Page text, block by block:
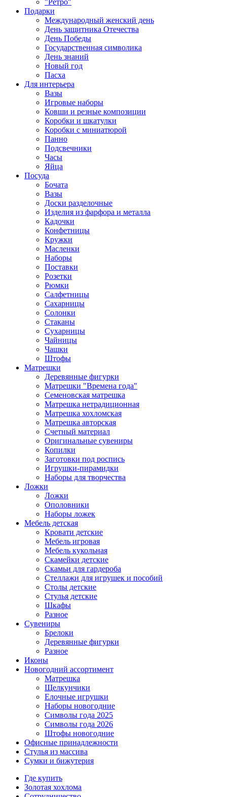
"Ретро"
Подарки
Международный женский день
День защитника Отечества
День Победы
Государственная символика
День знаний
Новый год
Пасха
Для интерьера
Вазы
Игровые наборы
Ковши и резные композиции
Коробки и шкатулки
Коробки с миниатюрой
Панно
Подсвечники
Часы
Яйца
Посуда
Бочата
Вазы
Доски разделочные
Изделия из фарфора и металла
Кадочки
Конфетницы
Кружки
Масленки
Наборы
Поставки
Розетки
Рюмки
Салфетницы
Сахарницы
Солонки
Стаканы
Сухарницы
Чайницы
Чашки
Штофы
Матрешки
Деревянные фигурки
Матрешки "Времена года"
Семеновская матрешка
Матрешка нетрадиционная
Матрешка хохломская
Матрешка авторская
Счетный материал
Оригинальные сувениры
Копилки
Заготовки под роспись
Игрушки-пирамидки
Наборы для творчества
Ложки
Ложки
Ополовники
Наборы ложек
Мебель детская
Кровати детские
Мебель игровая
Мебель кукольная
Скамейки детские
Скамьи для гардероба
Стеллажи для игрушек и пособий
Столы детские
Стулья детские
Шкафы
Разное
Сувениры
Брелоки
Деревянные фигурки
Разное
Иконы
Новогодний ассортимент
Матрешка
Щелкунчики
Елочные игрушки
Наборы новогодние
Символы года 2025
Символы года 2026
Штофы новогодние
Офисные принадлежности
Стулья из массива
Сумки и бижутерия
Где купить
Золотая хохлома